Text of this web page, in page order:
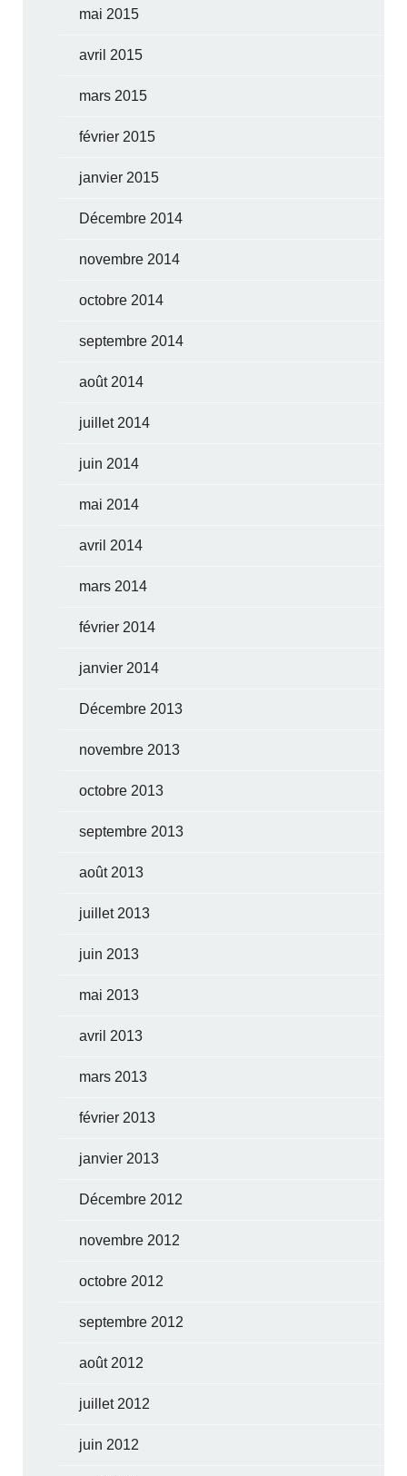
mai 2015
avril 2015
mars 2015
février 2015
janvier 2015
Décembre 2014
novembre 2014
octobre 2014
septembre 2014
août 2014
juillet 2014
juin 2014
mai 2014
avril 2014
mars 2014
février 2014
janvier 2014
Décembre 2013
novembre 2013
octobre 2013
septembre 2013
août 2013
juillet 2013
juin 2013
mai 2013
avril 2013
mars 2013
février 2013
janvier 2013
Décembre 2012
novembre 2012
octobre 2012
septembre 2012
août 2012
juillet 2012
juin 2012